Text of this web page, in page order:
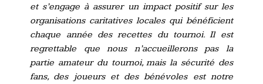
et s’engage à assurer un impact positif sur les
organisations caritatives locales qui bénéficient
chaque année des recettes du tournoi. Il est
regrettable que nous n’accueillerons pas la
partie amateur du tournoi, mais la sécurité des
fans, des joueurs et des bénévoles est notre